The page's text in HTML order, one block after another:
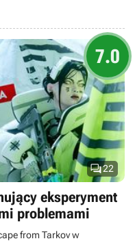
22
7.0
eksperyment
problemami
from Tarkov w